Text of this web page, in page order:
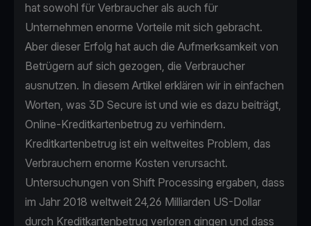
hat sowohl für Verbraucher als auch für
Unternehmen enorme Vorteile mit sich gebracht.
Aber dieser Erfolg hat auch die Aufmerksamkeit von
Betrügern auf sich gezogen, die Verbraucher
ausnutzen. In diesem Artikel erklären wir in einfachen
Worten, was 3D Secure ist und wie es dazu beiträgt,
Online-Kreditkartenbetrug zu verhindern.
Kreditkartenbetrug ist ein weltweites Problem, das
Verbrauchern enorme Kosten verursacht.
Untersuchungen von Shift Processing ergaben, dass
im Jahr 2018 weltweit 24,26 Milliarden US-Dollar
durch Kreditkartenbetrug verloren gingen und dass